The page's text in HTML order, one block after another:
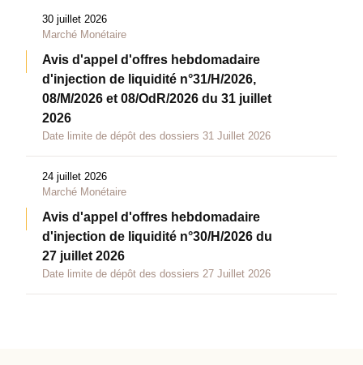
30 juillet 2026
Marché Monétaire
Avis d'appel d'offres hebdomadaire
d'injection de liquidité n°31/H/2026,
08/M/2026 et 08/OdR/2026 du 31 juillet
2026
Date limite de dépôt des dossiers 31 Juillet 2026
24 juillet 2026
Marché Monétaire
Avis d'appel d'offres hebdomadaire
d'injection de liquidité n°30/H/2026 du
27 juillet 2026
Date limite de dépôt des dossiers 27 Juillet 2026